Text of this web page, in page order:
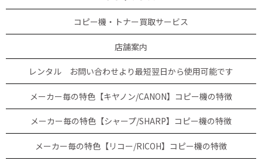
コピー機・トナー買取サービス
店舗案内
レンタル お問い合わせより最短翌日から使用可能です
メーカー毎の特色【キヤノン/CANON】コピー機の特徴
メーカー毎の特色【シャープ/SHARP】コピー機の特徴
メーカー毎の特色【リコー/RICOH】コピー機の特徴